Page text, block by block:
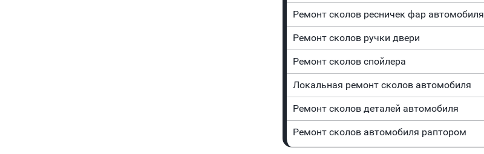
Ремонт сколов ресничек фар автомобиля
Ремонт сколов ручки двери
Ремонт сколов спойлера
Локальная ремонт сколов автомобиля
Ремонт сколов деталей автомобиля
Ремонт сколов автомобиля раптором